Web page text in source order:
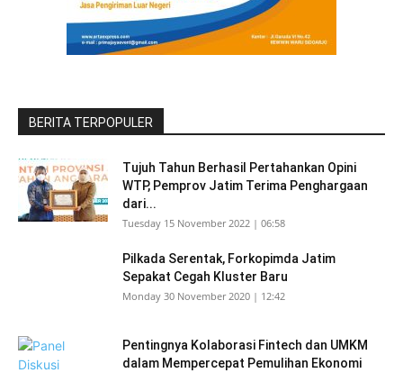
BERITA TERPOPULER
Tujuh Tahun Berhasil Pertahankan Opini
WTP, Pemprov Jatim Terima Penghargaan
dari...
Tuesday 15 November 2022 | 06:58
Pilkada Serentak, Forkopimda Jatim
Sepakat Cegah Kluster Baru
Monday 30 November 2020 | 12:42
Pentingnya Kolaborasi Fintech dan UMKM
dalam Mempercepat Pemulihan Ekonomi